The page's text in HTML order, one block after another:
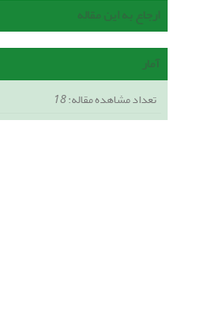
ارجاع به این مقاله
آمار
تعداد مشاهده مقاله:18